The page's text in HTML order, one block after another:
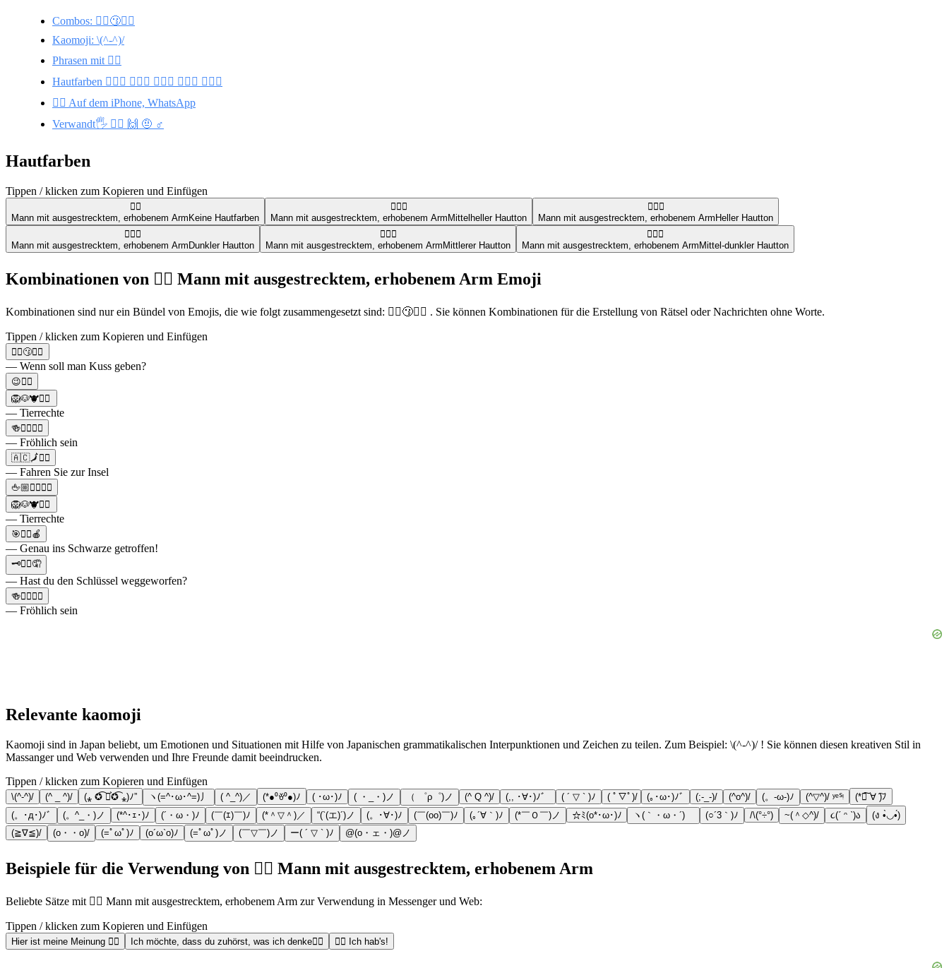
Combos: 🙋‍♂️😗🙋‍♀️
Kaomoji: \(^-^)/
Phrasen mit 🙋‍♂️
Hautfarben 🙋🏼‍♂️ 🙋🏻‍♂️ 🙋🏿‍♂️ 🙋🏽‍♂️ 🙋🏾‍♂️
🙋‍♂️ Auf dem iPhone, WhatsApp
Verwandt🖐️ 🙋‍♀️ 🙌 🤨 ♂️
Hautfarben
Tippen / klicken zum Kopieren und Einfügen
🙋‍♂️
Mann mit ausgestrecktem, erhobenem ArmKeine Hautfarben
🙋🏼‍♂️
Mann mit ausgestrecktem, erhobenem ArmMittelheller Hautton
🙋🏻‍♂️
Mann mit ausgestrecktem, erhobenem ArmHeller Hautton
🙋🏿‍♂️
Mann mit ausgestrecktem, erhobenem ArmDunkler Hautton
🙋🏽‍♂️
Mann mit ausgestrecktem, erhobenem ArmMittlerer Hautton
🙋🏾‍♂️
Mann mit ausgestrecktem, erhobenem ArmMittel-dunkler Hautton
Kombinationen von 🙋‍♂️ Mann mit ausgestrecktem, erhobenem Arm Emoji
Kombinationen sind nur ein Bündel von Emojis, die wie folgt zusammengesetzt sind: 🙋‍♂️😗🙋‍♀️ . Sie können Kombinationen für die Erstellung von Rätsel oder Nachrichten ohne Worte.
Tippen / klicken zum Kopieren und Einfügen
🙋‍♂️😗🙋‍♀️
— Wenn soll man Kuss geben?
😉🙋‍♂️
🦁🐶🐮🙋‍♂️
— Tierrechte
🍻🙋‍♂️💁‍♀️
— Fröhlich sein
🇦🇨🗾🙋‍♂️
— Fahren Sie zur Insel
🖕🏼🙋‍♀️🙋‍♂️
🦁🐶🐮🙋‍♂️
— Tierrechte
🎯🙋‍♂️🍎
— Genau ins Schwarze getroffen!
🗝🙋‍♂️🤦
— Hast du den Schlüssel weggeworfen?
🍻🙋‍♂️💁‍♀️
— Fröhlich sein
Relevante kaomoji
Kaomoji sind in Japan beliebt, um Emotionen und Situationen mit Hilfe von Japanischen grammatikalischen Interpunktionen und Zeichen zu teilen. Zum Beispiel: \(^-^)/ ! Sie können diesen kreativen Stil in
Massanger und Web verwenden und Ihre Freunde damit beeindrucken.
Tippen / klicken zum Kopieren und Einfügen
\(^-^)/ (^ _ ^)/ (⁎ ✪͡ ◡͐✪͡ ⁎)ﾉ” ヽ(=^･ω･^=)丿 ( ^_^)／ (*●⁰ꈊ⁰●)ﾉ ( ･ω･)ﾉ ( ・_・)ノ （ ゜ρ゜)ノ (^ Q ^)/ (,, ･∀･)ﾉ゛ ( ´ ▽ ` )ﾉ ( ﾟ▽ﾟ)/ (｡･ω･)ﾉﾞ (;-_-)/ (^o^)/ (。-ω-)ﾉ (^▽^)/ ʸᵉᔆᵎ
(*ﾟ͠ ∀ ͠)ﾉ
(。･д･)ﾉﾞ
(。^_・)ノ (*^･ｪ･)ﾉ (´・ω・)ﾉ (￣(ｴ)￣)ﾉ (*＾▽＾)／ “(`(エ)´)ノ (。･∀･)ﾉ (￣(oo)￣)ﾉ (｡´∀｀)ﾉ (*￣Ｏ￣)ノ ☆ﾐ(o*･ω･)ﾉ ヽ(｀・ω・´)ゝ (○´3｀)ﾉ /\(°÷°) ~(＾◇^)/ ૮(ˊ ᵔ ˋ)ა
(ง •̀◡•́)
(≧∇≦)/
(o・・o)/ (=ﾟωﾟ)ﾉ (o´ω`o)ﾉ (=ﾟωﾟ)ノ (￣▽￣)ノ ー( ´ ▽ ` )ﾉ @(o・ェ・)@ノ
Beispiele für die Verwendung von 🙋‍♂️ Mann mit ausgestrecktem, erhobenem Arm
Beliebte Sätze mit 🙋‍♂️ Mann mit ausgestrecktem, erhobenem Arm zur Verwendung in Messenger und Web:
Tippen / klicken zum Kopieren und Einfügen
Hier ist meine Meinung 🙋‍♂️ Ich möchte, dass du zuhörst, was ich denke🙋‍♂️ 🙋‍♂️ Ich hab's!